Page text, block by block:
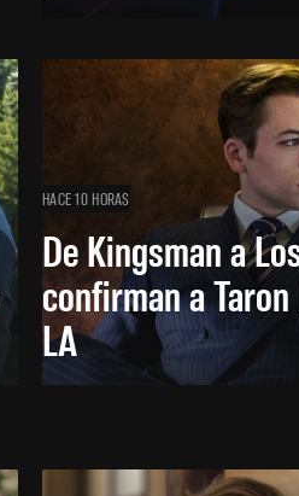
HACE 10 HORAS
De Kingsman a
confirman a
LA